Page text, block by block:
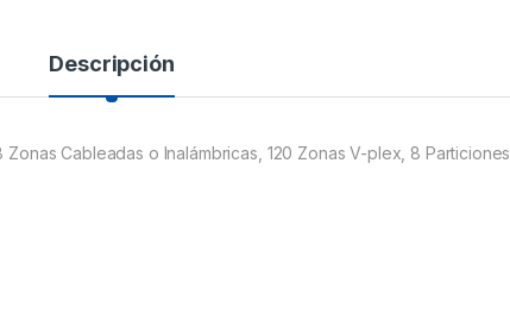
Descripción
Cableadas o Inalámbricas, 120 Zonas V-plex, 8 Particiones,